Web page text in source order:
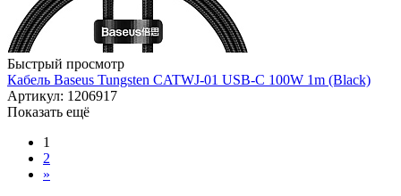
Быстрый просмотр
Кабель Baseus Tungsten CATWJ-01 USB-C 100W 1m (Black)
Артикул: 1206917
Показать ещё
1
2
»